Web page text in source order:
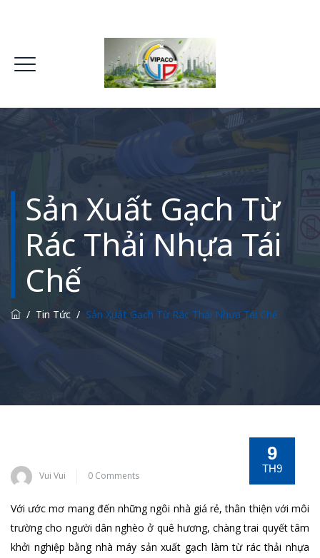
Sản Xuất Gạch Từ
Rác Thải Nhựa Tái
Chế
/ Tin Tức / Sản Xuất Gạch Từ Rác Thải Nhựa Tái Chế
9
TH9
Vui Vui 0 Comments
Với ước mơ mang đến những ngôi nhà giá rẻ, thân thiện với môi
trường cho người dân nghèo ở quê hương, chàng trai quyết tâm
khởi nghiệp bằng nhà máy sản xuất gạch làm từ rác thải nhựa